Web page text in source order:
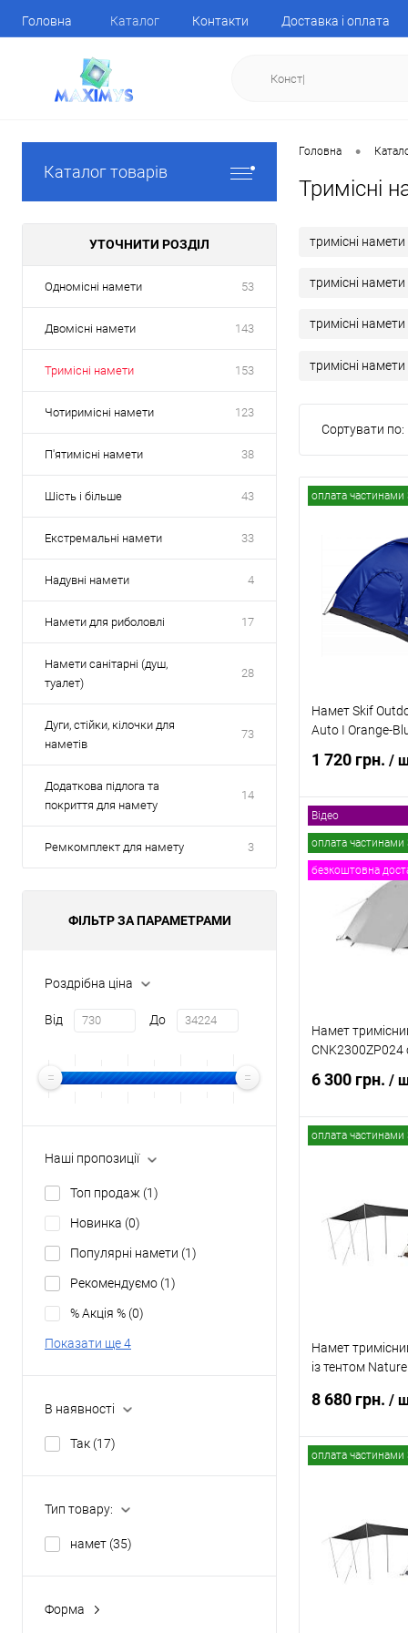
Головна Каталог Контакти Доставка і оплата
Каталог товарів
УТОЧНИТИ РОЗДІЛ
Одномісні намети 53
Двомісні намети 143
Тримісні намети 153
Чотиримісні намети 123
П'ятимісні намети 38
Шість і більше 43
Екстремальні намети 33
Надувні намети 4
Намети для риболовлі 17
Намети санітарні (душ,
туалет)
28
Дуги, стійки, кілочки для
наметів
73
Додаткова підлога та
покриття для намету
14
Ремкомплект для намету 3
ФІЛЬТР ЗА ПАРАМЕТРАМИ
Роздрібна ціна
Від До
Наші пропозиції
Топ продаж (1)
Новинка (0)
Популярні намети (1)
Рекомендуємо (1)
% Акція % (0)
Показати ще 4
В наявності
Так (17)
Тип товару:
намет (35)
Форма
Головна •
Тримісні
тримісні
тримісні
тримісні
тримісні
Сортувати по:
оплата частинами
Намет Skif
Auto I Orange-
1 720 грн. /
В
Купити в 1
В обране
Відео
оплата частинами
безкоштовна
Намет
CNK2300ZP024
6 300 грн. /
Купити в 1 клік
В обране
оплата частинами
Намет
із тентом
8 680 грн. /
Купити в 1 клік
В обране
оплата частинами